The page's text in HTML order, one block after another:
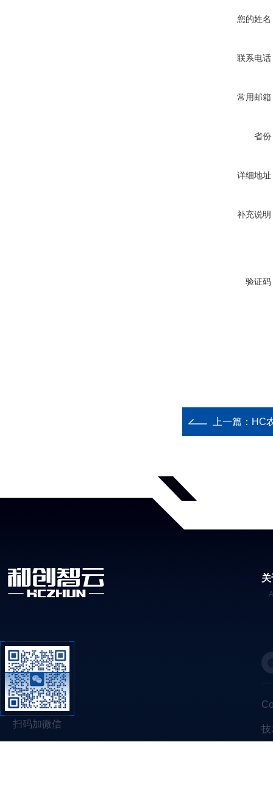
您的姓名
联系电话
常用邮箱
省份
详细地址
补充说明
验证码
上一篇： HC
扫码加微信 技